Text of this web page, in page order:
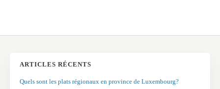
ARTICLES RÉCENTS
Quels sont les plats régionaux en province de Luxembourg?